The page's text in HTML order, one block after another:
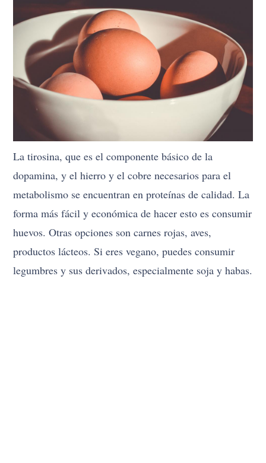
La tirosina, que es el componente básico de la
dopamina, y el hierro y el cobre necesarios para el
metabolismo se encuentran en proteínas de calidad. La
forma más fácil y económica de hacer esto es consumir
huevos. Otras opciones son carnes rojas, aves,
productos lácteos. Si eres vegano, puedes consumir
legumbres y sus derivados, especialmente soja y habas.